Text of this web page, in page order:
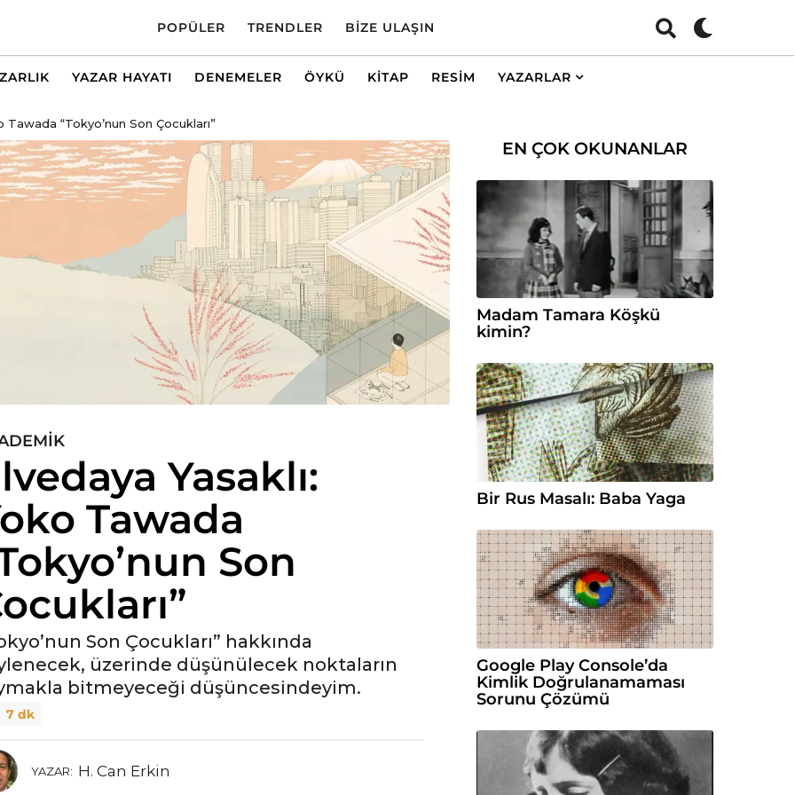
POPÜLER TRENDLER BIZE ULAŞIN
YAZAR HAYATI DENEMELER ÖYKÜ KITAP RESIM YAZARLAR
Tawada “Tokyo’nun Son Çocukları”
Yasaklı:
Tawada
Son
Son Çocukları” hakkında
üzerinde düşünülecek noktaların
bitmeyeceği düşüncesindeyim.
7 dk
YAZAR: H. Can Erkin
EN ÇOK OKUNANLAR
Madam Tamara Köşkü
kimin?
Bir Rus Masalı: Baba Yaga
Google Play Console’da
Kimlik Doğrulanamaması
Sorunu Çözümü